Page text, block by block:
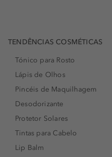
TENDÊNCIAS COSMÉTICAS
Tónico para Rosto
Lápis de Olhos
Pincéis de Maquilhagem
Desodorizante
Protetor Solares
Tintas para Cabelo
Lip Balm